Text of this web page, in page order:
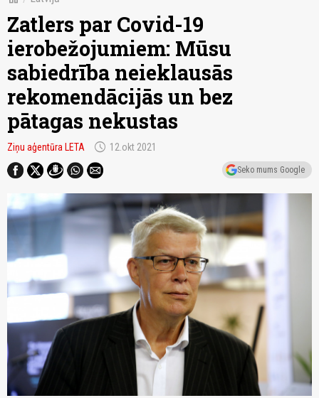
Zatlers par Covid-19
ierobežojumiem: Mūsu
sabiedrība neieklausās
rekomendācijās un bez
pātagas nekustas
Ziņu aģentūra LETA schedule 12.okt 2021
Seko mums Google